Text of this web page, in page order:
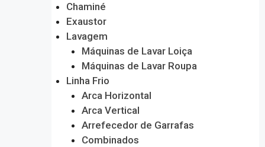
Chaminé
Exaustor
Lavagem
Máquinas de Lavar Loiça
Máquinas de Lavar Roupa
Linha Frio
Arca Horizontal
Arca Vertical
Arrefecedor de Garrafas
Combinados